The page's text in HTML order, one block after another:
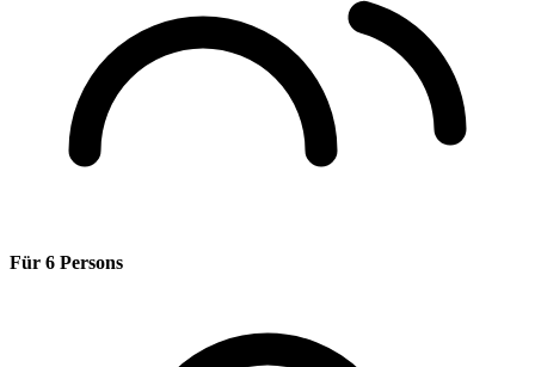
Für 6 Persons